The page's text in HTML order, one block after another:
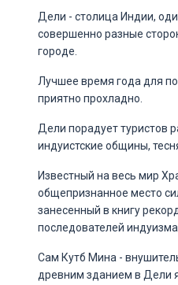
Дели - столица Индии,
совершенно разные
городе.
Лучшее время года для
приятно прохладно.
Дели порадует туристов
индуистские общины,
Известный на весь мир
общепризнанное место
занесенный в книгу
последователей
Сам Кутб Мина -
древним зданием в Дели